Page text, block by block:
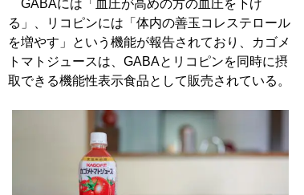
GABAには「血圧が高めの方の血圧を下げ
る」、リコピンには「体内の善玉コレステロール
を増やす」という機能が報告されており、カゴメ
トマトジュースは、GABAとリコピンを同時に摂
取できる機能性表示食品として販売されている。